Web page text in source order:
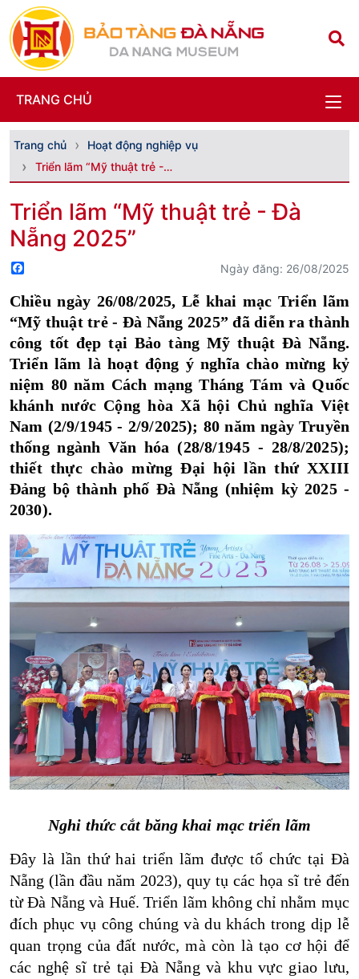
TRANG CHỦ
Trang chủ
Hoạt động nghiệp vụ
Triển lãm “Mỹ thuật trẻ - Đà Nẵng 2025”
Triển lãm “Mỹ thuật trẻ - Đà
Nẵng 2025”
Ngày đăng: 26/08/2025
Chiều ngày 26/08/2025, Lễ khai mạc Triển lãm
“Mỹ thuật trẻ - Đà Nẵng 2025” đã diễn ra thành
công tốt đẹp tại Bảo tàng Mỹ thuật Đà Nẵng.
Triển lãm là hoạt động ý nghĩa chào mừng kỷ
niệm 80 năm Cách mạng Tháng Tám và Quốc
khánh nước Cộng hòa Xã hội Chủ nghĩa Việt
Nam (2/9/1945 - 2/9/2025); 80 năm ngày Truyền
thống ngành Văn hóa (28/8/1945 - 28/8/2025);
thiết thực chào mừng Đại hội lần thứ XXIII
Đảng bộ thành phố Đà Nẵng (nhiệm kỳ 2025 -
2030).
Nghi thức cắt băng khai mạc triển lãm
Đây là lần thứ hai triển lãm được tổ chức tại Đà
Nẵng (lần đầu năm 2023), quy tụ các họa sĩ trẻ đến
từ Đà Nẵng và Huế. Triển lãm không chỉ nhằm mục
đích phục vụ công chúng và du khách trong dịp lễ
quan trọng của đất nước, mà còn là tạo cơ hội để
các nghệ sĩ trẻ tại Đà Nẵng và khu vực giao lưu,